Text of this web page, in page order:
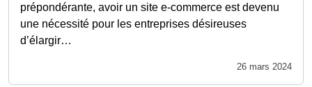
prépondérante, avoir un site e-commerce est devenu
une nécessité pour les entreprises désireuses
d’élargir…
26 mars 2024